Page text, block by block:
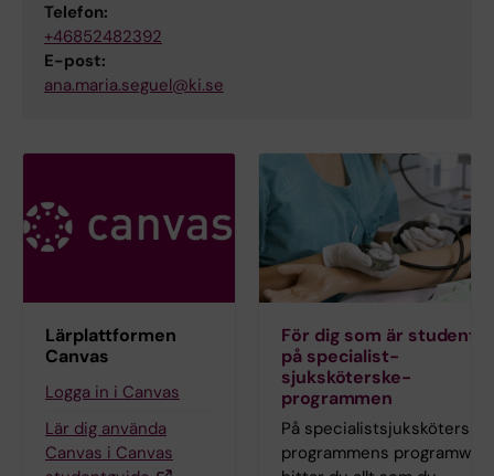
Telefon:
+46852482392
E-post:
ana.maria.seguel@ki.se
Lärplattformen
Canvas
Logga in i Canvas
Lär dig använda
Canvas i Canvas
För dig som är student
på specialist­
sjuksköterske­
programmen
På
programmens